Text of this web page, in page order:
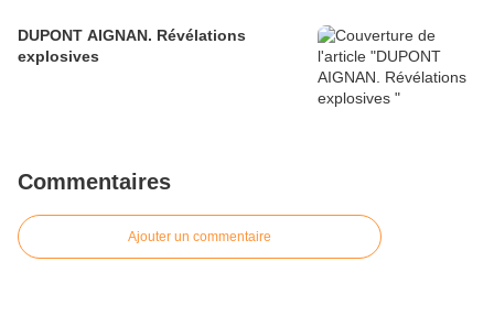
DUPONT AIGNAN. Révélations
explosives
Commentaires
Ajouter un commentaire